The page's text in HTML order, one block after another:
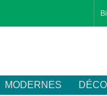
MODERNES